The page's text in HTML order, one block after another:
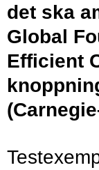
det ska
Global
Efficient